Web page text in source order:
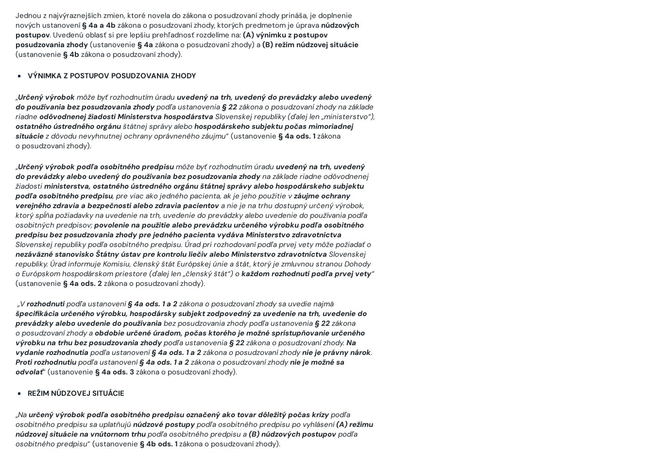
Jednou z najvýraznejších zmien, ktoré novela do zákona o posudzovaní zhody prináša, je doplnenie
nových ustanovení§ 4a a 4b zákona o posudzovaní zhody, ktorých predmetom je úprava núdzových
postupov. Uvedenú oblasť si pre lepšiu prehľadnosť rozdelíme na: (A) výnimku z postupov
posudzovania zhody (ustanovenie § 4a zákona o posudzovaní zhody) a (B) režim núdzovej situácie
(ustanovenie § 4b zákona o posudzovaní zhody).
VÝNIMKA Z POSTUPOV POSUDZOVANIA ZHODY
„Určený výrobok môže byť rozhodnutím úradu uvedený na trh, uvedený do prevádzky alebo uvedený
do používania bez posudzovania zhodypodľa ustanovenia § 22 zákona o posudzovaní zhodyna základe
riadne odôvodnenej žiadosti Ministerstva hospodárstva Slovenskej republiky (ďalej len „ministerstvo“),
ostatného ústredného orgánu štátnej správy alebo hospodárskeho subjektu počas mimoriadnej
situácie z dôvodu nevyhnutnej ochrany oprávneného záujmu“ (ustanovenie § 4a ods. 1 zákona
o posudzovaní zhody).
„Určený výrobok podľa osobitného predpisu môže byť rozhodnutím úradu uvedený na trh, uvedený
do prevádzky alebo uvedený do používania bez posudzovania zhodyna základe riadne odôvodnenej
žiadosti ministerstva, ostatného ústredného orgánu štátnej správy alebo hospodárskeho subjektu
podľa osobitného predpisu, pre viac ako jedného pacienta, ak je jeho použitie vzáujme ochrany
verejného zdravia a bezpečnosti alebo zdravia pacientov a nie je na trhu dostupný určený výrobok,
ktorý spĺňa požiadavky na uvedenie na trh, uvedenie do prevádzky alebo uvedenie do používania podľa
osobitných predpisov; povolenie na použitie alebo prevádzku určeného výrobku podľa osobitného
predpisu bez posudzovania zhody pre jedného pacienta vydáva Ministerstvo zdravotníctva
Slovenskej republiky podľa osobitného predpisu. Úrad pri rozhodovaní podľa prvej vety môže požiadať o
nezáväzné stanovisko Štátny ústav pre kontrolu liečiv alebo Ministerstvo zdravotníctva Slovenskej
republiky. Úrad informuje Komisiu, členský štát Európskej únie a štát, ktorý je zmluvnou stranou Dohody
o Európskom hospodárskom priestore (ďalej len „členský štát“) o každom rozhodnutí podľa prvej vety“
(ustanovenie § 4a ods. 2 zákona o posudzovaní zhody).
„Vrozhodnutípodľa ustanovení§ 4a ods. 1 a 2 zákona o posudzovaní zhodysa uvedie najmä
špecifikácia určeného výrobku, hospodársky subjekt zodpovedný za uvedenie na trh, uvedenie do
prevádzky alebo uvedenie do používania bez posudzovania zhody podľa ustanovenia § 22 zákona
o posudzovaní zhodya obdobie určené úradom, počas ktorého je možné sprístupňovanie určeného
výrobku na trhu bez posudzovania zhodypodľa ustanovenia § 22 zákona o posudzovaní zhody. Na
vydanie rozhodnutia podľa ustanovení§ 4a ods. 1 a 2 zákona o posudzovaní zhodynie je právny nárok.
Proti rozhodnutiu podľa ustanovení§ 4a ods. 1 a 2 zákona o posudzovaní zhody nie je možné sa
odvolať“ (ustanovenie § 4a ods. 3 zákona o posudzovaní zhody).
REŽIM NÚDZOVEJ SITUÁCIE
„Na určený výrobok podľa osobitného predpisu označený ako tovar dôležitý počas krízypodľa
osobitného predpisu sa uplatňujú núdzové postupypodľa osobitného predpisu po vyhlásení(A) režimu
núdzovej situácie na vnútornom trhu podľa osobitného predpisu a (B) núdzových postupov podľa
osobitného predpisu“ (ustanovenie § 4b ods. 1 zákona o posudzovaní zhody).